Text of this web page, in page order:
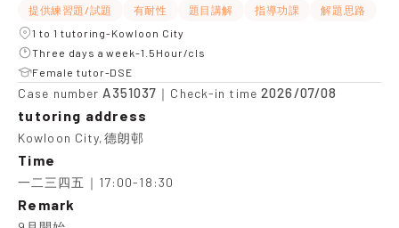
提供練習題/試題 有耐性 題目講解 指導功課
解題思路
1 to 1 tutoring-Kowloon City
Three days a week-1.5Hour/cls
Female tutor-DSE
Case number A351037 ｜Check-in time2026/07/08
tutoring address
Kowloon City,德朗邨
Time
一二三四五｜17:00-18:30
Remark